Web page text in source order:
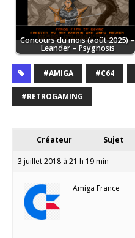
Concours du mois (août 2025) –
Leander – Psygnosis
#AMIGA #C64
#RETROGAMING
Créateur Sujet
3 juillet 2018 à 21 h 19 min
Amiga France